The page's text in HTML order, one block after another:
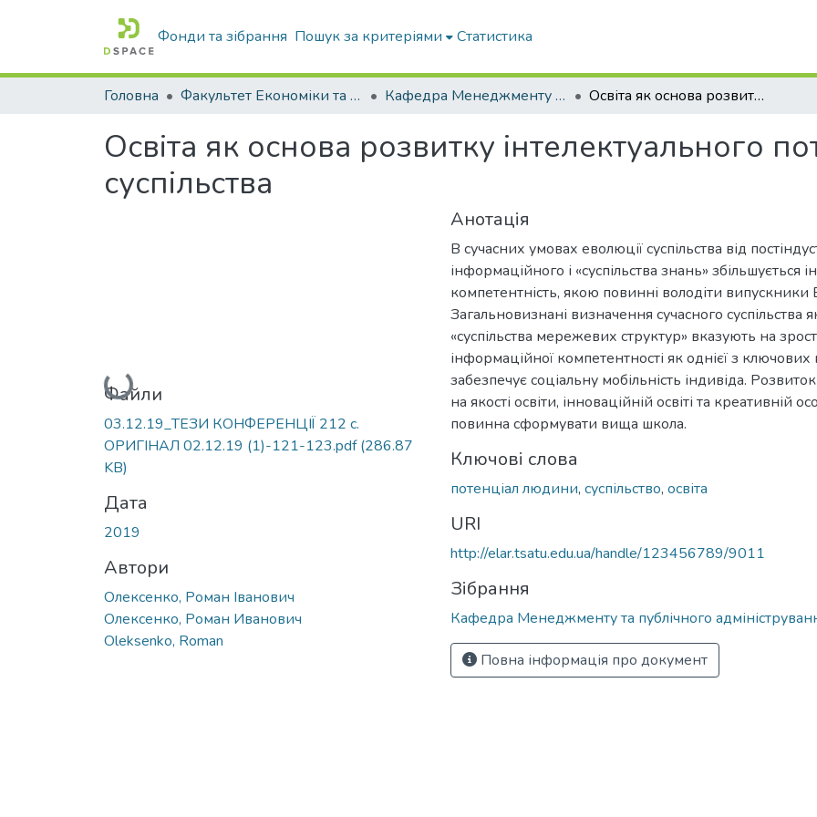
Фонди та зібрання Пошук за критеріями Статистика
Головна Факультет Економіки та бізнесу Кафедра Менеджменту та публічного адміністрування Освіта як основа розвитку інтелектуального потенціалу людини і суспільства
Освіта як основа розвитку інтелектуального
суспільства
Вантажиться...
Файли
03.12.19_ТЕЗИ КОНФЕРЕНЦІЇ 212 с.
ОРИГІНАЛ 02.12.19 (1)-121-123.pdf(286.87
KB)
Дата
2019
Автори
Олексенко, Роман Іванович
Олексенко, Роман Иванович
Oleksenko, Roman
Анотація
В сучасних умовах еволюції суспільства від
інформаційного і «суспільства знань» збільшується
компетентність, якою повинні володіти
Загальновизнані визначення сучасного суспільства
«суспільства мережевих структур» вказують на
інформаційної компетентності як однієї з
забезпечує соціальну мобільність індивіда.
на якості освіти, інноваційній освіті та креативній
повинна сформувати вища школа.
Ключові слова
потенціал людини, суспільство, освіта
URI
http://elar.tsatu.edu.ua/handle/123456789/9011
Зібрання
Кафедра Менеджменту та публічного
Повна інформація про документ